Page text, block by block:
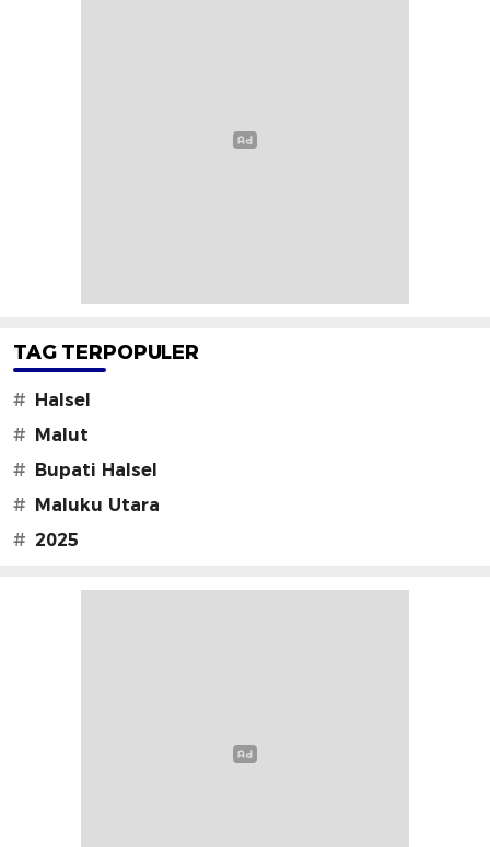
TAG TERPOPULER
# Halsel
# Malut
# Bupati Halsel
# Maluku Utara
# 2025